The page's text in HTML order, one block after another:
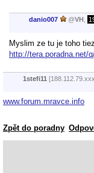
danio007 @VH
Myslim ze tu je toho
http://tera.poradna.net/
1stefi11
www.forum.mravce.info
Zpět do poradny